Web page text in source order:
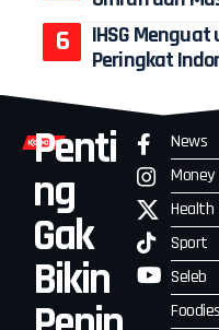
IHSG
Peringkat
Penti
ng
Gak
Bikin
News
Money
Health
Sport
Seleb
Foodies